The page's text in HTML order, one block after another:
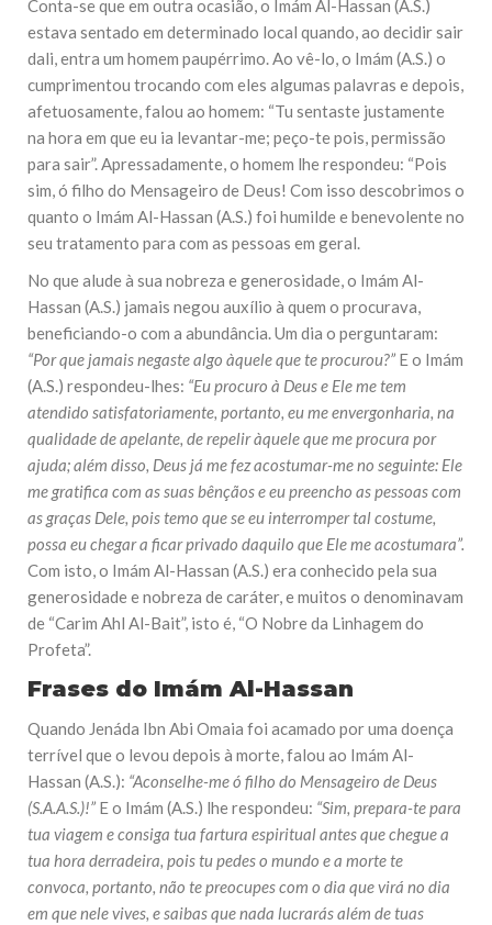
Conta-se que em outra ocasião, o Imám Al-Hassan (A.S.)
estava sentado em determinado local quando, ao decidir sair
dali, entra um homem paupérrimo. Ao vê-lo, o Imám (A.S.) o
cumprimentou trocando com eles algumas palavras e depois,
afetuosamente, falou ao homem: “Tu sentaste justamente
na hora em que eu ia levantar-me; peço-te pois, permissão
para sair”. Apressadamente, o homem lhe respondeu: “Pois
sim, ó filho do Mensageiro de Deus! Com isso descobrimos o
quanto o Imám Al-Hassan (A.S.) foi humilde e benevolente no
seu tratamento para com as pessoas em geral.
No que alude à sua nobreza e generosidade, o Imám Al-
Hassan (A.S.) jamais negou auxílio à quem o procurava,
beneficiando-o com a abundância. Um dia o perguntaram:
“Por que jamais negaste algo àquele que te procurou?” E o Imám
(A.S.) respondeu-lhes: “Eu procuro à Deus e Ele me tem
atendido satisfatoriamente, portanto, eu me envergonharia, na
qualidade de apelante, de repelir àquele que me procura por
ajuda; além disso, Deus já me fez acostumar-me no seguinte: Ele
me gratifica com as suas bênçãos e eu preencho as pessoas com
as graças Dele, pois temo que se eu interromper tal costume,
possa eu chegar a ficar privado daquilo que Ele me acostumara”.
Com isto, o Imám Al-Hassan (A.S.) era conhecido pela sua
generosidade e nobreza de caráter, e muitos o denominavam
de “Carim Ahl Al-Bait”, isto é, “O Nobre da Linhagem do
Profeta”.
Frases do Imám Al-Hassan
Quando Jenáda Ibn Abi Omaia foi acamado por uma doença
terrível que o levou depois à morte, falou ao Imám Al-
Hassan (A.S.): “Aconselhe-me ó filho do Mensageiro de Deus
(S.A.A.S.)!” E o Imám (A.S.) lhe respondeu: “Sim, prepara-te para
tua viagem e consiga tua fartura espiritual antes que chegue a
tua hora derradeira, pois tu pedes o mundo e a morte te
convoca, portanto, não te preocupes com o dia que virá no dia
em que nele vives, e saibas que nada lucrarás além de tuas